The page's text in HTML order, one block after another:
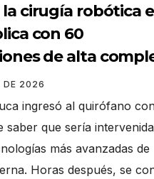
cirugía robótica
con 60
de alta
DE 2026
ingresó al quirófano
saber que sería
más avanzadas de
Horas después, se